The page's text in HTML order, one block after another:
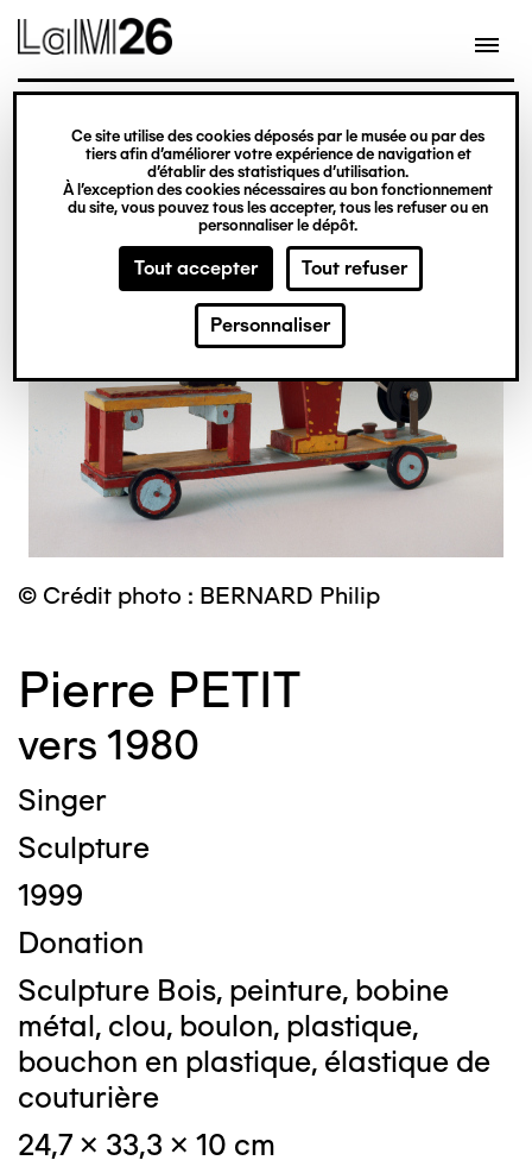
Gestion des cookies
Ce site utilise des cookies déposés par le musée ou par des
tiers afin d’améliorer votre expérience de navigation et
d’établir des statistiques d’utilisation.
À l’exception des cookies nécessaires au bon fonctionnement
du site, vous pouvez tous les accepter, tous les refuser ou en
personnaliser le dépôt.
Tout accepter Tout refuser
Personnaliser
contenu
© Crédit photo : BERNARD Philip
Pierre PETIT
vers 1980
Singer
Sculpture
1999
Donation
Sculpture Bois, peinture, bobine
métal, clou, boulon, plastique,
bouchon en plastique, élastique de
couturière
24,7 x 33,3 x 10 cm